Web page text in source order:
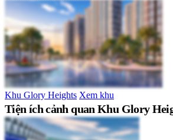
Khu Glory Heights Xem khu
Tiện ích cảnh quan Khu Glory